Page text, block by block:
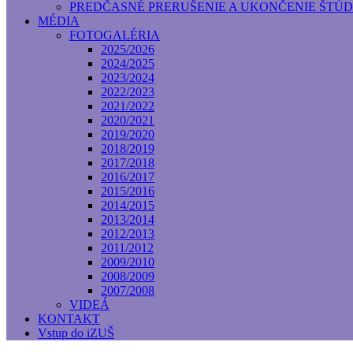
PREDČASNÉ PRERUŠENIE A UKONČENIE
MÉDIA
FOTOGALÉRIA
2025/2026
2024/2025
2023/2024
2022/2023
2021/2022
2020/2021
2019/2020
2018/2019
2017/2018
2016/2017
2015/2016
2014/2015
2013/2014
2012/2013
2011/2012
2009/2010
2008/2009
2007/2008
VIDEÁ
KONTAKT
Vstup do iZUŠ